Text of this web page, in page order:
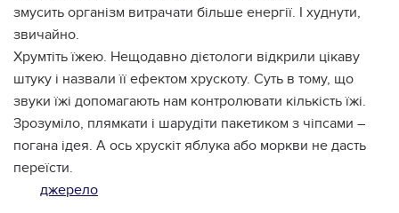
змусить організм витрачати більше енергії. І худнути,
звичайно.
Хрумтіть їжею. Нещодавно дієтологи відкрили цікаву
штуку і назвали її ефектом хрускоту. Суть в тому, що
звуки їжі допомагають нам контролювати кількість їжі.
Зрозуміло, плямкати і шарудіти пакетиком з чіпсами –
погана ідея. А ось хрускіт яблука або моркви не дасть
переїсти.
джерело